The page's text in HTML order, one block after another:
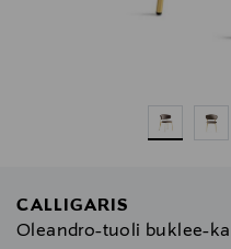
CALLIGARIS
Oleandro-tuoli buklee-